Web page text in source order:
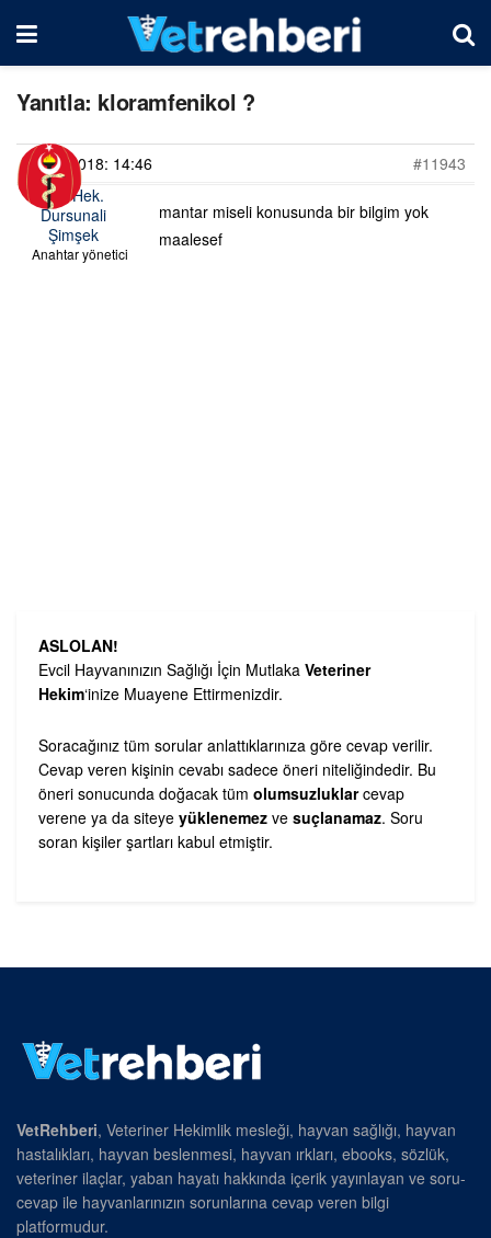
Yanıtla: kloramfenikol ?
17/07/2018: 14:46
#11943
Vet. Hek.
Dursunali
Şimşek
Anahtar yönetici
mantar miseli konusunda bir bilgim yok
maalesef
ASLOLAN!
Evcil Hayvanınızın Sağlığı İçin Mutlaka Veteriner
Hekim‘inize Muayene Ettirmenizdir.
Soracağınız tüm sorular anlattıklarınıza göre cevap verilir.
Cevap veren kişinin cevabı sadece öneri niteliğindedir. Bu
öneri sonucunda doğacak tüm olumsuzluklarcevap
verene ya da siteye yüklenemez ve suçlanamaz. Soru
soran kişiler şartları kabul etmiştir.
VetRehberi, Veteriner Hekimlik mesleği, hayvan sağlığı, hayvan
hastalıkları, hayvan beslenmesi, hayvan ırkları, ebooks, sözlük,
veteriner ilaçlar, yaban hayatı hakkında içerik yayınlayan ve soru-
cevap ile hayvanlarınızın sorunlarına cevap veren bilgi
platformudur.